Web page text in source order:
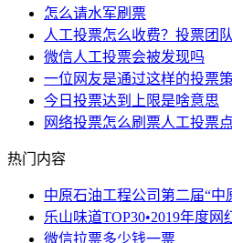
怎么请水军刷票
人工投票怎么收费？投票团
微信人工投票会被发现吗
一位网友是通过这样的投票
今日投票达到上限是啥意思
网络投票怎么刷票人工投票
热门内容
中原石油工程公司第二届“
乐山味道TOP30•2019年度网
微信拉票多少钱一票